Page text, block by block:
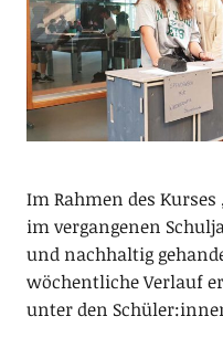
Im Rahmen des Kurses
im vergangenen
und nachhaltig
wöchentliche Verlauf
unter den